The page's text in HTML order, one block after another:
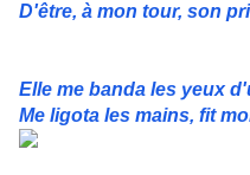
D'être, à mon tour, son
Elle me banda les yeux
Me ligota les mains, fit